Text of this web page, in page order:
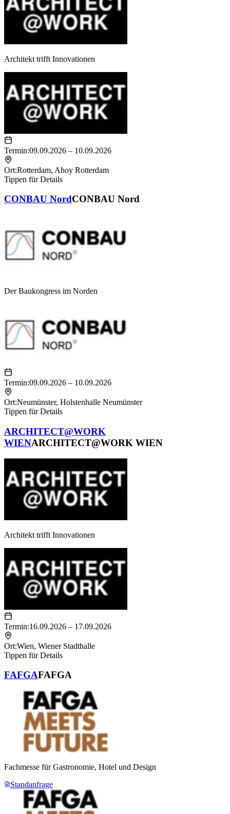
Architekt trifft Innovationen
Termin:09.09.2026 – 10.09.2026
Ort:Rotterdam, Ahoy Rotterdam
Tippen für Details
CONBAU NordCONBAU Nord
Der Baukongress­ im Norden
Termin:09.09.2026 – 10.09.2026
Ort:Neumünster, Holstenhalle Neumünster
Tippen für Details
ARCHITECT@WORK
WIENARCHITECT@WORK WIEN
Architekt trifft Innovationen
Termin:16.09.2026 – 17.09.2026
Ort:Wien, Wiener Stadthalle
Tippen für Details
FAFGAFAFGA
Fachmesse für Gastronomie, Hotel und Design
Standanfrage